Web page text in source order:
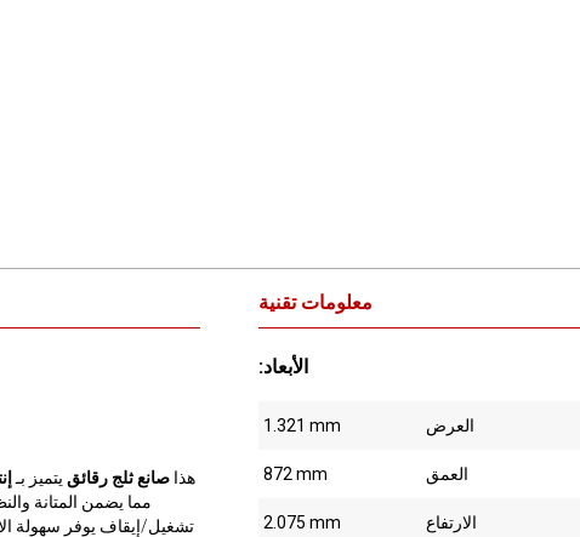
هذا صانع ثلج رقائق يتميز بـ
تشغيل/إيقاف يوفر سهولة
معلومات تقنية
:الأبعاد
1.321 mm العرض
872 mm العمق
2.075 mm الارتفاع